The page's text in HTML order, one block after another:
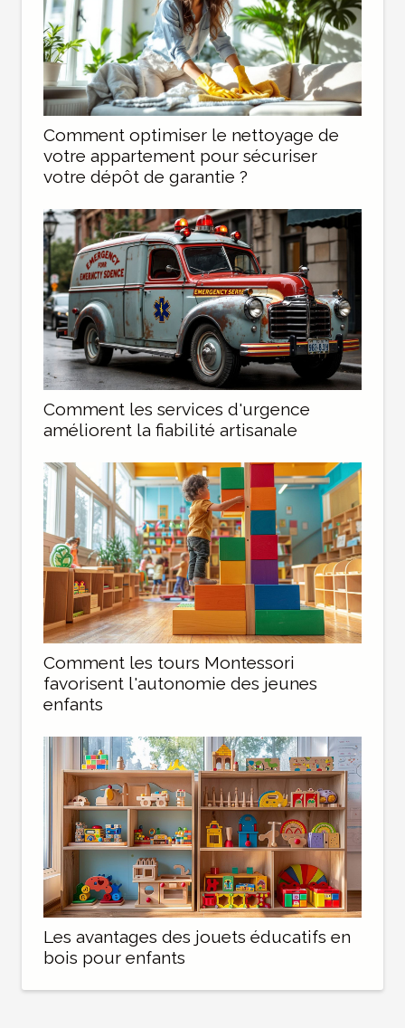
Comment optimiser le nettoyage de
votre appartement pour sécuriser
votre dépôt de garantie ?
Comment les services d'urgence
améliorent la fiabilité artisanale
Comment les tours Montessori
favorisent l'autonomie des jeunes
enfants
Les avantages des jouets éducatifs en
bois pour enfants